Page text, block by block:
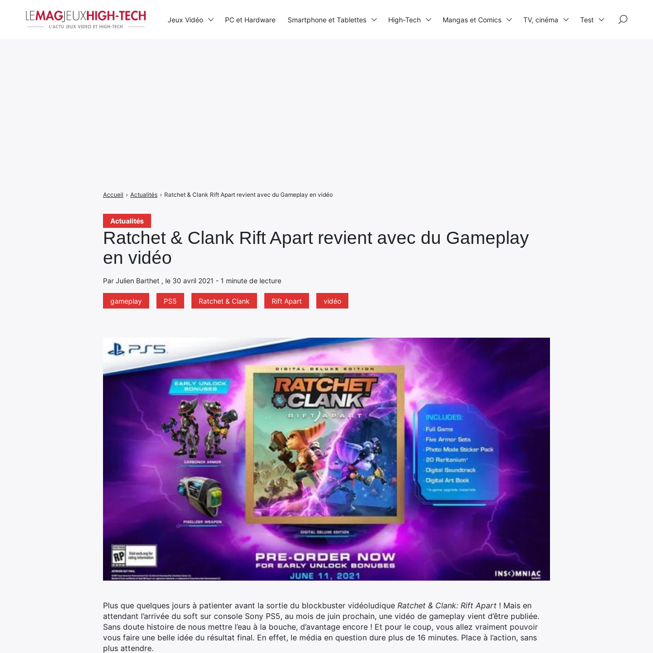
Actualités
Ratchet & Clank Rift Apart revient avec du Gameplay
en vidéo
Par Julien Barthet , le 30 avril 2021 - 1 minute de lecture
gameplay PS5 Ratchet & Clank Rift Apart vidéo
Accueil › Actualités › Ratchet & Clank Rift Apart revient avec du Gameplay en vidéo
Plus que quelques jours à patienter avant la sortie du blockbuster vidéoludique Ratchet & Clank: Rift Apart ! Mais en
attendant l’arrivée du soft sur console Sony PS5, au mois de juin prochain, une vidéo de gameplay vient d’être publiée.
Sans doute histoire de nous mettre l’eau à la bouche, d’avantage encore ! Et pour le coup, vous allez vraiment pouvoir
vous faire une belle idée du résultat final. En effet, le média en question dure plus de 16 minutes. Place à l’action, sans
plus attendre.
Jeux Vidéo PC et Hardware Smartphone et Tablettes High-Tech Mangas et Comics TV, cinéma Test